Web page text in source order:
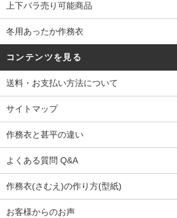
上下バラ売り可能商品
冬用あったか作務衣
コンテンツを見る
送料・お支払い方法について
サイトマップ
作務衣と甚平の違い
よくある質問 Q&A
作務衣(さむえ)の作り方(型紙)
お客様からのお声